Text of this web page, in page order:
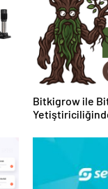
Bitkigrow ile